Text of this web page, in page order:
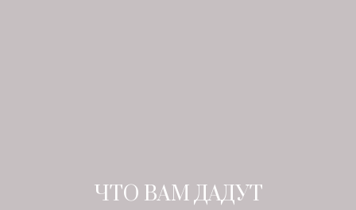
ЧТО ВАМ ДАДУТ